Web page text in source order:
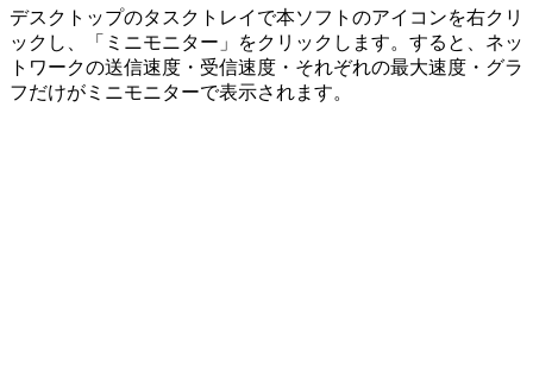
デスクトップのタスクトレイで本ソフトのアイコンを右クリ
ックし、「ミニモニター」をクリックします。すると、ネッ
トワークの送信速度・受信速度・それぞれの最大速度・グラ
フだけがミニモニターで表示されます。